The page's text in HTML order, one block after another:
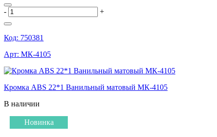
- +
Код: 750381
Арт: МК-4105
Кромка ABS 22*1 Ванильный матовый МК-4105
В наличии
Новинка